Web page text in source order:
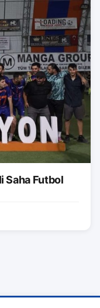
Saha Futbol